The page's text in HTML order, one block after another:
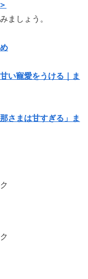
ましょう。
い寵愛をうける｜ま
さまは甘すぎる」ま